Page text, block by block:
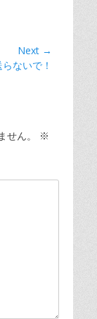
Next →
ないで！
ん。
※